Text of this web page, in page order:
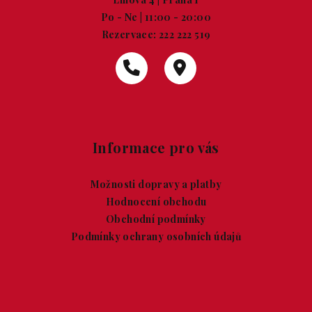
Po - Ne | 11:00 - 20:00
Rezervace: 222 222 519
Informace pro vás
Možnosti dopravy a platby
Hodnocení obchodu
Obchodní podmínky
Podmínky ochrany osobních údajů